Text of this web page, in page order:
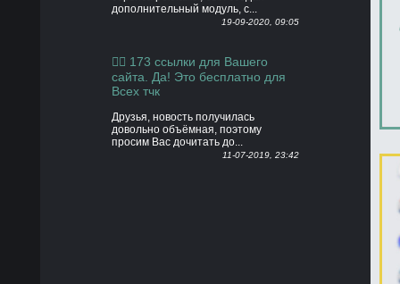
дополнительный модуль, с...
19-09-2020, 09:05
👍🏻 173 ссылки для Вашего
сайта. Да! Это бесплатно для
Всех тчк
Друзья, новость получилась
довольно объёмная, поэтому
просим Вас дочитать до...
11-07-2019, 23:42